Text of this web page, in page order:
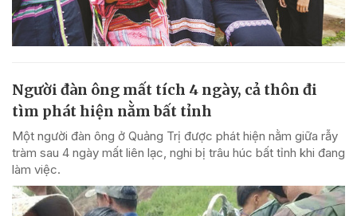
Người đàn ông mất tích 4 ngày, cả thôn đi
tìm phát hiện nằm bất tỉnh
Một người đàn ông ở Quảng Trị được phát hiện nằm giữa rẫy
tràm sau 4 ngày mất liên lạc, nghi bị trâu húc bất tỉnh khi đang
làm việc.